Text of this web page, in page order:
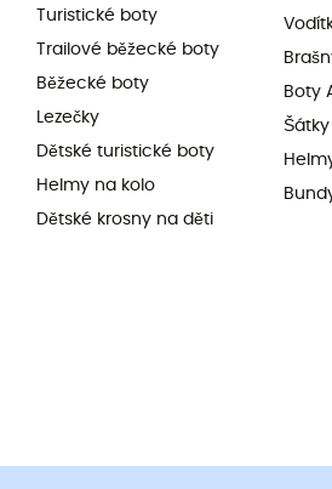
Turistické boty
Trailové běžecké boty
Běžecké boty
Lezečky
Dětské turistické boty
Helmy na kolo
Dětské krosny na děti
Boty